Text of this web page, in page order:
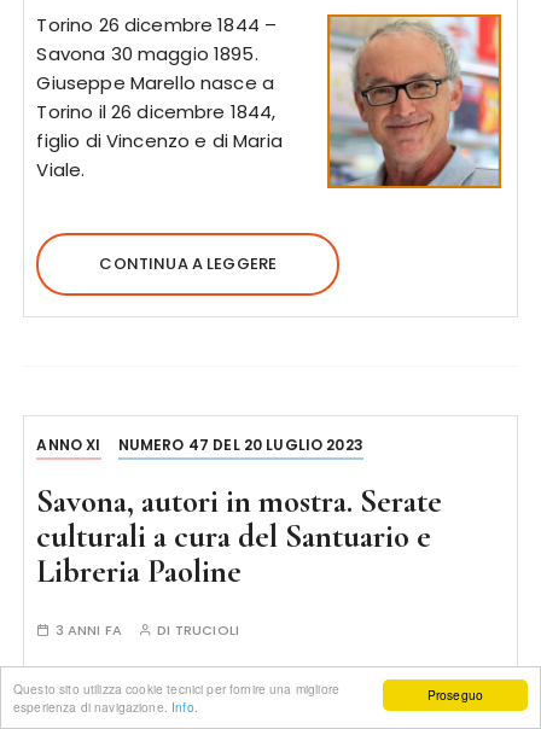
Proseguo
Questo sito utilizza cookie tecnici per fornire una migliore
esperienza di navigazione. Info.
Torino 26 dicembre 1844 –
Savona 30 maggio 1895.
Giuseppe Marello nasce a
Torino il 26 dicembre 1844,
figlio di Vincenzo e di Maria
Viale.
CONTINUA A LEGGERE
ANNO XI NUMERO 47 DEL 20 LUGLIO 2023
Savona, autori in mostra. Serate
culturali a cura del Santuario e
Libreria Paoline
3 ANNI FA DI TRUCIOLI
Lunedì 24 luglio. E’ intitolato ‘In
tutti i sensi. Autori in mostra’.